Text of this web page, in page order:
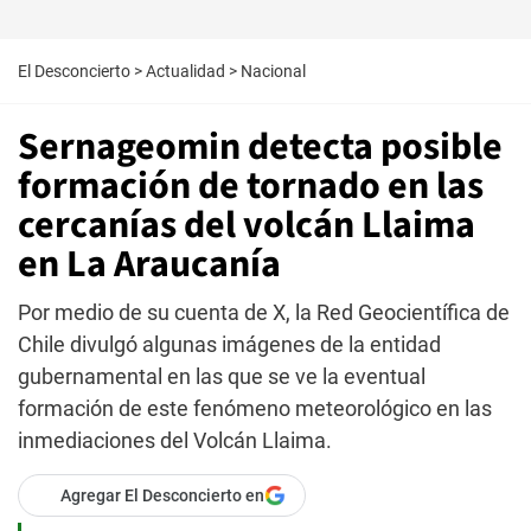
El Desconcierto >Actualidad > Nacional
Sernageomin detecta posible
formación de tornado en las
cercanías del volcán Llaima
en La Araucanía
Por medio de su cuenta de X, la Red Geocientífica de
Chile divulgó algunas imágenes de la entidad
gubernamental en las que se ve la eventual
formación de este fenómeno meteorológico en las
inmediaciones del Volcán Llaima.
Agregar El Desconcierto en